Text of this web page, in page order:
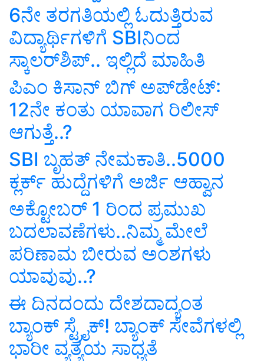
6ನೇ ತರಗತಿಯಲ್ಲಿ ಓದುತ್ತಿರುವ
ವಿದ್ಯಾರ್ಥಿಗಳಿಗೆ SBIನಿಂದ
ಸ್ಕಾಲರ್‌ಶಿಪ್‌.. ಇಲ್ಲಿದೆ ಮಾಹಿತಿ
ಪಿಎಂ ಕಿಸಾನ್‌ ಬಿಗ್‌ ಅಪ್‌ಡೇಟ್‌:
12ನೇ ಕಂತು ಯಾವಾಗ ರಿಲೀಸ್‌
ಆಗುತ್ತೆ..?
SBI ಬೃಹತ್‌ ನೇಮಕಾತಿ..5000
ಕ್ಲರ್ಕ್‌ ಹುದ್ದೆಗಳಿಗೆ ಅರ್ಜಿ ಆಹ್ವಾನ
ಅಕ್ಟೋಬರ್‌ 1 ರಿಂದ ಪ್ರಮುಖ
ಬದಲಾವಣೆಗಳು..ನಿಮ್ಮ ಮೇಲೆ
ಪರಿಣಾಮ ಬೀರುವ ಅಂಶಗಳು
ಯಾವುವು..?
ಈ ದಿನದಂದು ದೇಶದಾದ್ಯಂತ
ಬ್ಯಾಂಕ್‌ ಸ್ಟ್ರೈಕ್‌! ಬ್ಯಾಂಕ್‌ ಸೇವೆಗಳಲ್ಲಿ
ಭಾರೀ ವ್ಯತ್ಯಯ ಸಾಧ್ಯತೆ